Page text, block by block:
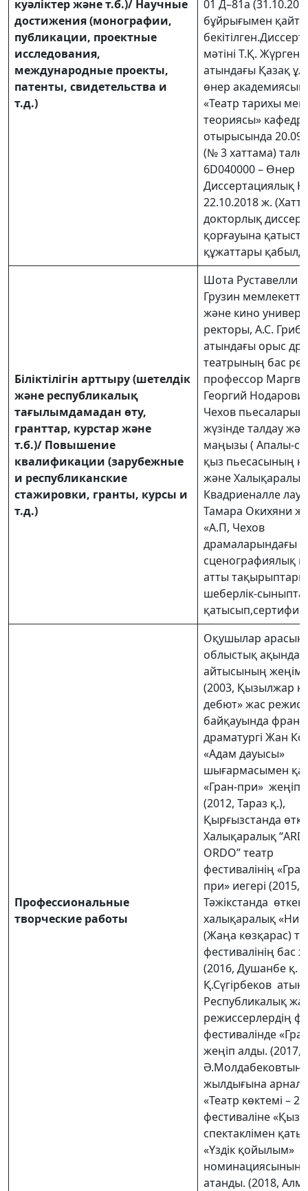
куәліктер және т.б.)/ Научные
достижения (монографии,
публикации, проектные
исследования,
международные проекты,
патенты, свидетельства и
т.д.)
01 Д–81а
бұйрығымен қайта
мәтіні Т.Қ.
атындағы Қазақ
өнер
«Театр тарихы мен
теориясы»
отырысында
(№ 3 хаттама)
6D040000 – Өнер
Диссертациялық
22.10.2018 ж.
докторлық
қорғауына
құжаттары
Біліктілігін арттыру (шетелдік
және республикалық
тағылымдамадан өту,
гранттар, курстар және
т.б.)/ Повышение
квалификации (зарубежные
и республиканские
стажировки, гранты, курсы и
т.д.)
Шота Руставелли
Грузин
және кино
ректоры, А.С.
атындағы орыс
театрының бас
профессор
Георгий
Чехов пьесаларын
жүзінде талдау
маңызы ( Апалы-
қыз пьесасының
және
Квадриеналле
Тамара Окихяни
«А.П, Чехов
драмаларындағы
сценографиялық
атты
шеберлік-
Профессиональные
творческие работы
Оқушылар
облыстық ақындар
айтысының
(2003, Қызылжар
дебют» жас
байқауында
драматургі Жан
«Адам дауысы»
шығармасымен
«Гран-при» жеңіп
(2012, Тараз қ.),
Қырғызстанда
Халықаралық “ARD
ORDO” театр
фестивалінің
при» иегері (2015,
Тәжікстанда өткен
халықаралық
(Жаңа көзқарас)
фестивалінің бас
(2016, Душанбе қ. ),
Қ.Сүгірбеков
Республикалық
режиссерлердің
фестивалінде
жеңіп алды. (2017,
Ә.Молдабековтың
жылдығына
«Театр көктемі –
фестиваліне «Қыз
спектаклімен
«Үздік қойылым»
номинациясының
атанды. (2018,